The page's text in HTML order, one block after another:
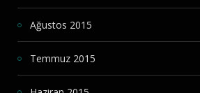
Ağustos 2015
Temmuz 2015